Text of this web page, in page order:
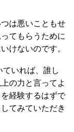
は悪いこともせ
てもらうために
けないのです。
いれば、誰し
の力と言ってよ
経験するはずで
てみていただき